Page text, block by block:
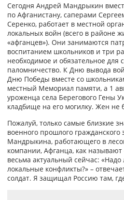
Сегодня Андрей Мандрыкин
по Афганистану, саперами
Серенко, работает в местной
локальных войн (всего в районе
«афганцев»). Они занимаются
воспитанием школьников и три
необходимое и обязательное для
паломничество. К Дню вывода
Дню Победы вместе со
местный Мемориал памяти, а 1
уроженца села Берегового Гены
кладбище на его могилку. Жен не
Пожалуй, только самые близкие
военного прошлого гражданского
Мандрыкина, работающего в
компании, Афганца, как называют
весьма актуальный сейчас:
локальные конфликты?» –
солдат. Я защищал Россию там,